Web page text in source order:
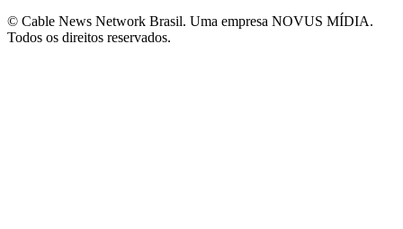
© Cable News Network Brasil. Uma empresa NOVUS MÍDIA.
Todos os direitos reservados.